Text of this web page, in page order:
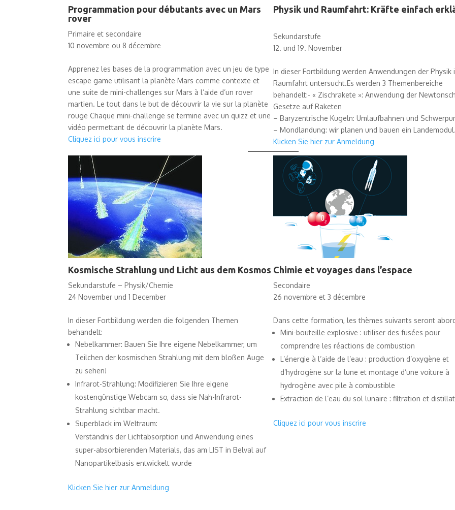
Programmation pour débutants avec un Mars
rover
Primaire et secondaire
10 novembre ou 8 décembre
Apprenez les bases de la programmation avec un jeu de type
escape game utilisant la planète Mars comme contexte et
une suite de mini-challenges sur Mars à l’aide d’un rover
martien. Le tout dans le but de découvrir la vie sur la planète
rouge Chaque mini-challenge se termine avec un quizz et une
vidéo permettant de découvrir la planète Mars.
Cliquez ici pour vous inscrire
Physik und Raumfahrt: Kräfte einfach
Sekundarstufe
12. und 19. November
In dieser Fortbildung werden Anwendungen der Physik
Raumfahrt untersucht.Es werden 3 Themenbereiche
behandelt:- « Zischrakete »: Anwendung der
Gesetze auf Raketen
– Baryzentrische Kugeln: Umlaufbahnen und
– Mondlandung: wir planen und bauen ein Landemodul.
Klicken Sie hier zur Anmeldung
Kosmische Strahlung und Licht aus dem Kosmos
Sekundarstufe – Physik/Chemie
24 November und 1 December
In dieser Fortbildung werden die folgenden Themen
behandelt:
Nebelkammer: Bauen Sie Ihre eigene Nebelkammer, um
Teilchen der kosmischen Strahlung mit dem bloßen Auge
zu sehen!
Infrarot-Strahlung: Modifizieren Sie Ihre eigene
kostengünstige Webcam so, dass sie Nah-Infrarot-
Strahlung sichtbar macht.
Superblack im Weltraum:
Verständnis der Lichtabsorption und Anwendung eines
super-absorbierenden Materials, das am LIST in Belval auf
Nanopartikelbasis entwickelt wurde
Klicken Sie hier zur Anmeldung
Chimie et voyages dans l’espace
Secondaire
26 novembre et 3 décembre
Dans cette formation, les thèmes suivants seront
Mini-bouteille explosive : utiliser des fusées pour
comprendre les réactions de combustion
L’énergie à l’aide de l’eau : production d’oxygène et
d’hydrogène sur la lune et montage d’une voiture à
hydrogène avec pile à combustible
Extraction de l’eau du sol lunaire : filtration et
Cliquez ici pour vous inscrire